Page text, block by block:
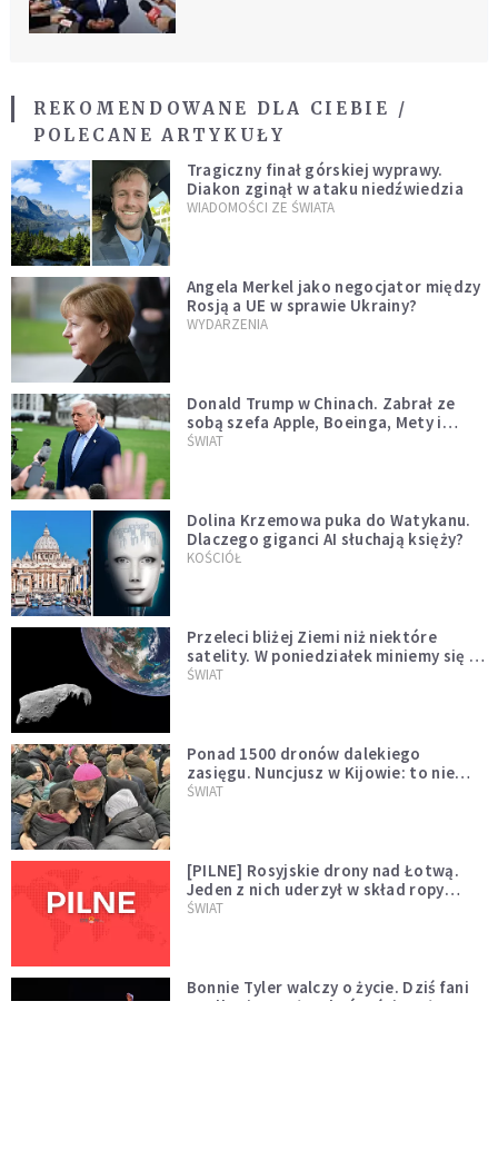
REKOMENDOWANE DLA CIEBIE /
POLECANE ARTYKUŁY
Tragiczny finał górskiej wyprawy.
Diakon zginął w ataku niedźwiedzia
WIADOMOŚCI ZE ŚWIATA
Angela Merkel jako negocjator między
Rosją a UE w sprawie Ukrainy?
WYDARZENIA
Donald Trump w Chinach. Zabrał ze
sobą szefa Apple, Boeinga, Mety i
Muska
ŚWIAT
Dolina Krzemowa puka do Watykanu.
Dlaczego giganci AI słuchają księży?
KOŚCIÓŁ
Przeleci bliżej Ziemi niż niektóre
satelity. W poniedziałek miniemy się z
asteroidą, która poprzedzi znacznie
ŚWIAT
Ponad 1500 dronów dalekiego
zasięgu. Nuncjusz w Kijowie: to nie
wygląda na wolę zakończenia wojny
ŚWIAT
[PILNE] Rosyjskie drony nad Łotwą.
Jeden z nich uderzył w skład ropy
naftowej
ŚWIAT
Bonnie Tyler walczy o życie. Dziś fani
modlą się za głos, który śpiewał: